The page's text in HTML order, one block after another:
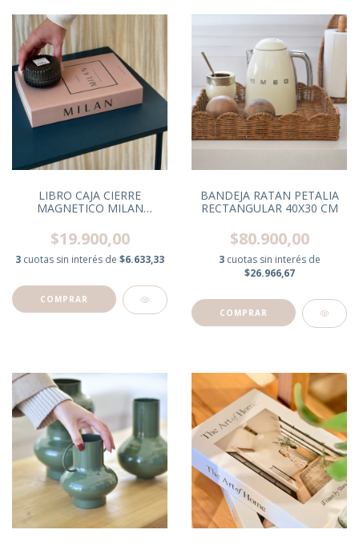
LIBRO CAJA CIERRE
MAGNETICO MILAN
$19.900,00
3 cuotas sin interés de $6.633,33
BANDEJA RATAN PETALIA
RECTANGULAR 40X30 CM
$80.900,00
3 cuotas sin interés de
$26.966,67